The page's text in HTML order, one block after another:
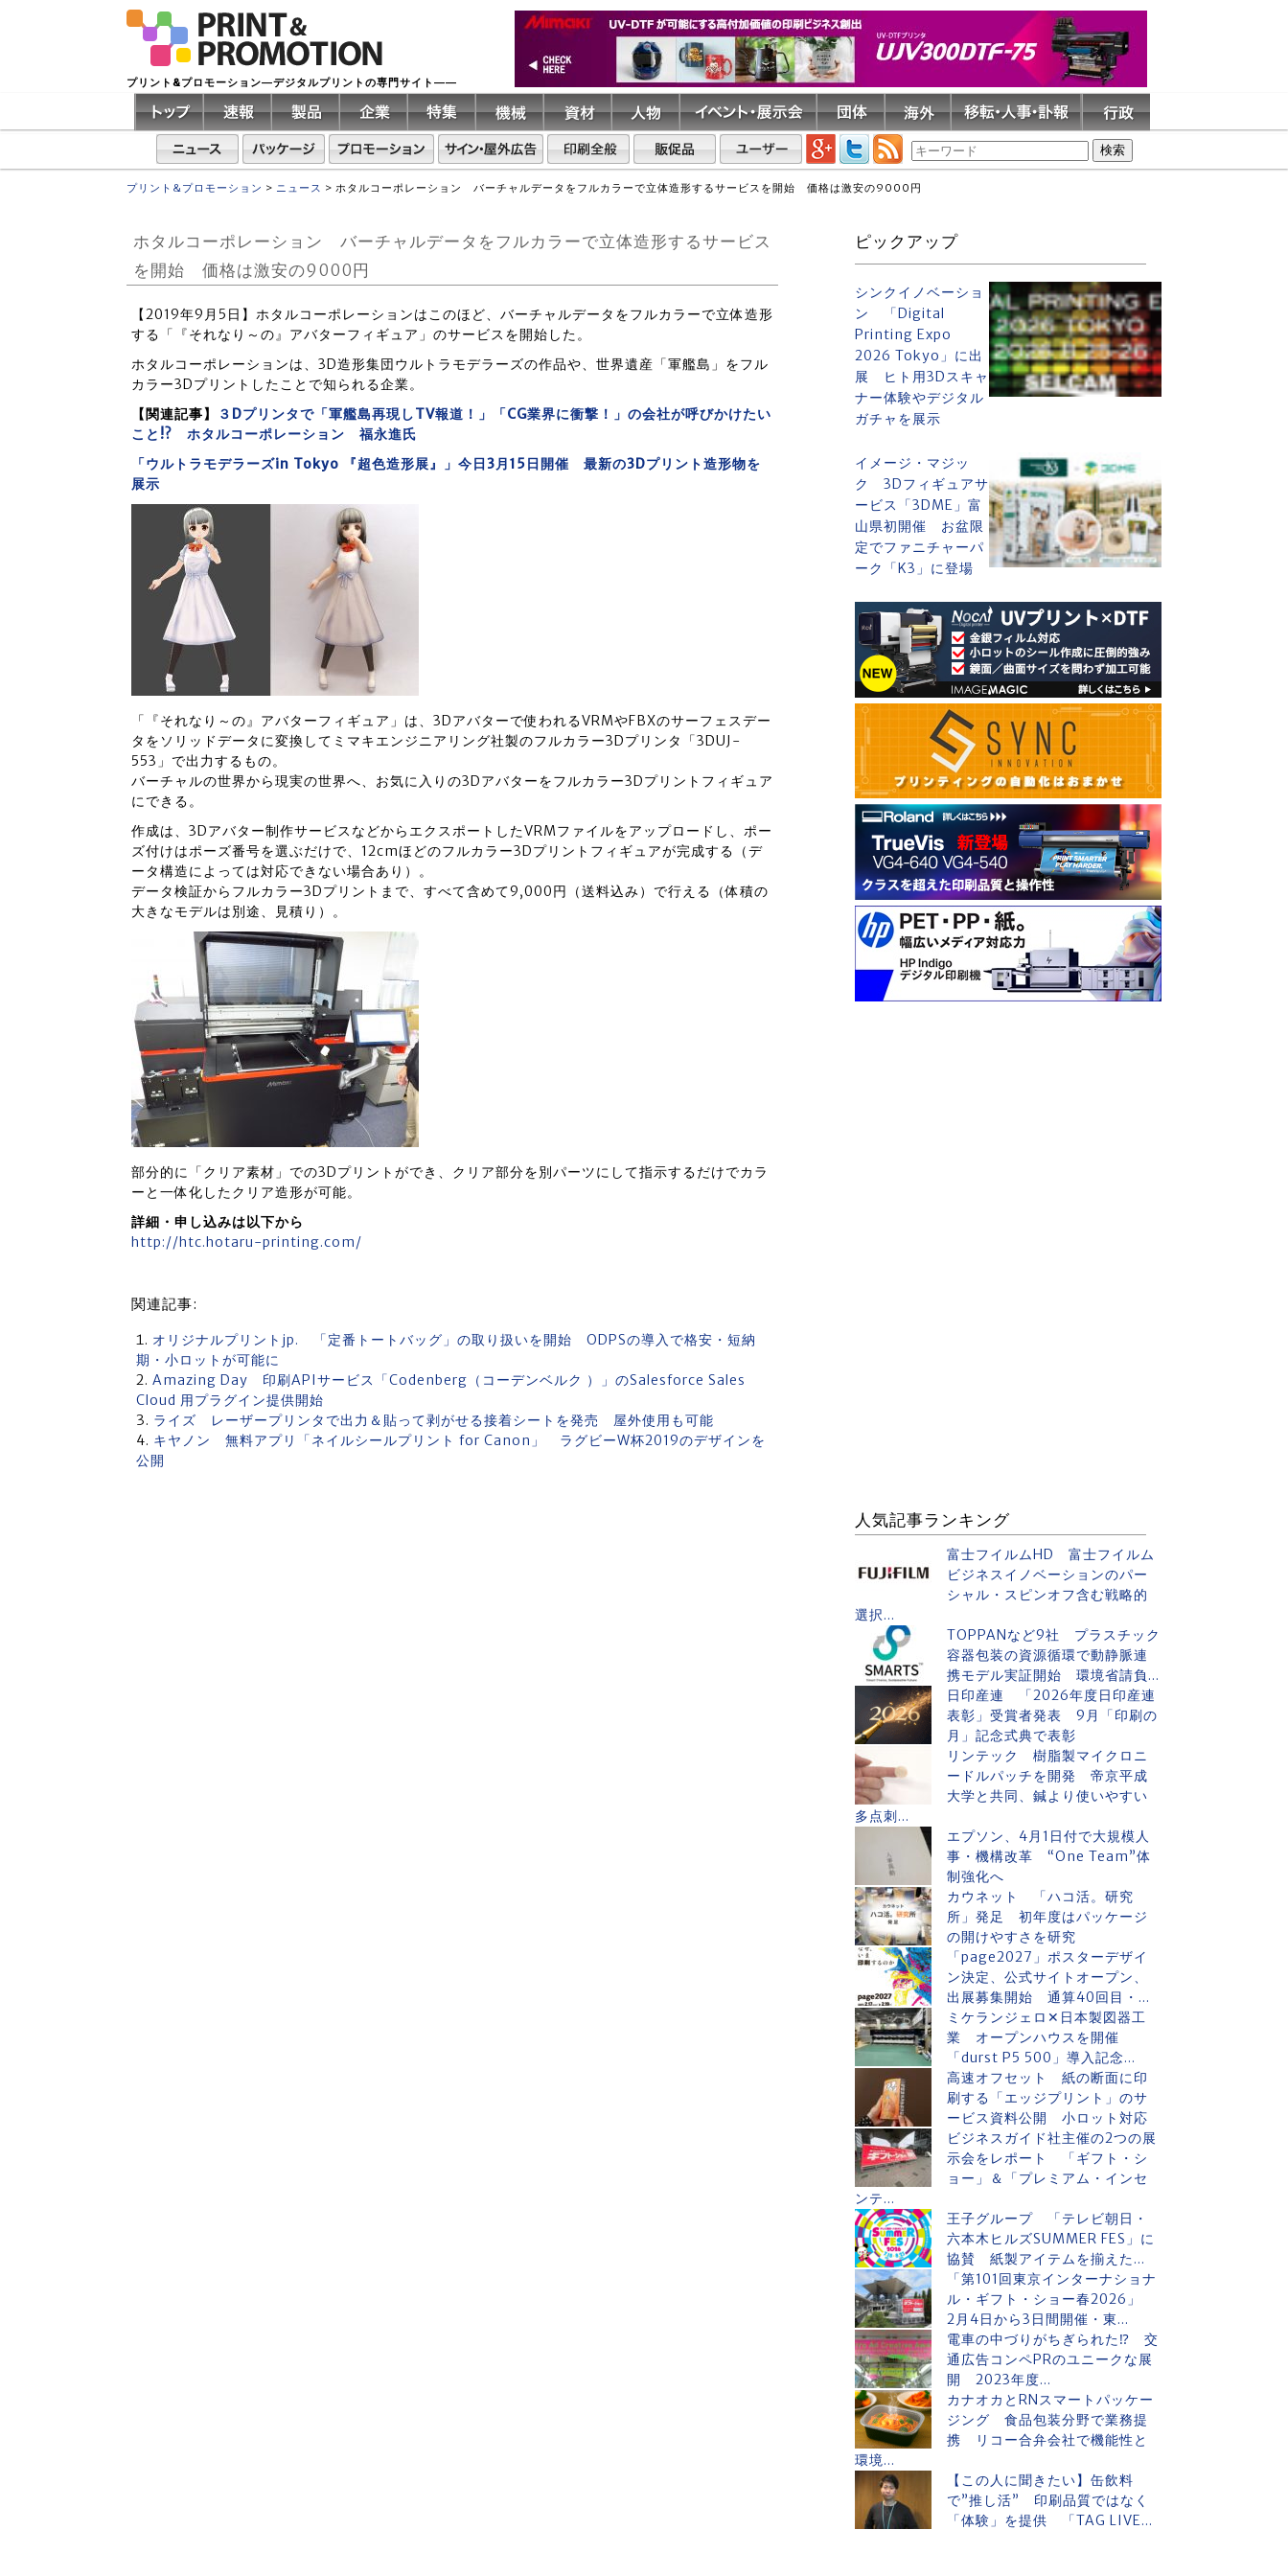
プリント&プロモーション―デジタルプリントの専門サイト――
プリント&プロモーション > ニュース > ホタルコーポレーション バーチャルデータをフルカラーで立体造形するサービスを開始 価格は激安の9000円
ホタルコーポレーション バーチャルデータをフルカラーで立体造形するサービス
を開始 価格は激安の9000円
【2019年9月5日】ホタルコーポレーションはこのほど、バーチャルデータをフルカラーで立体造形
する「『それなり～の』アバターフィギュア」のサービスを開始した。
ホタルコーポレーションは、3D造形集団ウルトラモデラーズの作品や、世界遺産「軍艦島」をフル
カラー3Dプリントしたことで知られる企業。
【関連記事】
３Dプリンタで「軍艦島再現しTV報道！」「CG業界に衝撃！」の会社が呼びかけたい
こと!? ホタルコーポレーション 福永進氏
「ウルトラモデラーズin Tokyo 『超色造形展』」今日3月15日開催 最新の3Dプリント造形物を
展示
「『それなり～の』アバターフィギュア」は、3Dアバターで使われるVRMやFBXのサーフェスデー
タをソリッドデータに変換してミマキエンジニアリング社製のフルカラー3Dプリンタ「3DUJ-
553」で出力するもの。
バーチャルの世界から現実の世界へ、お気に入りの3Dアバターをフルカラー3Dプリントフィギュア
にできる。
作成は、3Dアバター制作サービスなどからエクスポートしたVRMファイルをアップロードし、ポー
ズ付けはポーズ番号を選ぶだけで、12cmほどのフルカラー3Dプリントフィギュアが完成する（デ
ータ構造によっては対応できない場合あり）。
データ検証からフルカラー3Dプリントまで、すべて含めて9,000円（送料込み）で行える（体積の
大きなモデルは別途、見積り）。
部分的に「クリア素材」での3Dプリントができ、クリア部分を別パーツにして指示するだけでカラ
ーと一体化したクリア造形が可能。
詳細・申し込みは以下から
http://htc.hotaru-printing.com/
関連記事:
オリジナルプリントjp. 「定番トートバッグ」の取り扱いを開始 ODPSの導入で格安・短納
期・小ロットが可能に
Amazing Day 印刷APIサービス「Codenberg（コーデンベルク ）」のSalesforce Sales
Cloud 用プラグイン提供開始
ライズ レーザープリンタで出力＆貼って剥がせる接着シートを発売 屋外使用も可能
キヤノン 無料アプリ「ネイルシールプリント for Canon」 ラグビーW杯2019のデザインを
公開
ピックアップ
シンクイノベーショ
ン 「Digital
Printing Expo
2026 Tokyo」に出
展 ヒト用3Dスキャ
ナー体験やデジタル
ガチャを展示
イメージ・マジッ
ク 3Dフィギュアサ
ービス「3DME」富
山県初開催 お盆限
定でファニチャーパ
ーク「K3」に登場
人気記事ランキング
富士フイルムHD 富士フイルム
ビジネスイノベーションのパー
シャル・スピンオフ含む戦略的
選択...
TOPPANなど9社 プラスチック
容器包装の資源循環で動静脈連
携モデル実証開始 環境省請負...
日印産連 「2026年度日印産連
表彰」受賞者発表 9月「印刷の
月」記念式典で表彰
リンテック 樹脂製マイクロニ
ードルパッチを開発 帝京平成
大学と共同、鍼より使いやすい
多点刺...
エプソン、4月1日付で大規模人
事・機構改革 “One Team”体
制強化へ
カウネット 「ハコ活。研究
所」発足 初年度はパッケージ
の開けやすさを研究
「page2027」ポスターデザイ
ン決定、公式サイトオープン、
出展募集開始 通算40回目・...
ミケランジェロ✕日本製図器工
業 オープンハウスを開催
「durst P5 500」導入記念...
高速オフセット 紙の断面に印
刷する「エッジプリント」のサ
ービス資料公開 小ロット対応
ビジネスガイド社主催の2つの展
示会をレポート 「ギフト・シ
ョー」＆「プレミアム・インセ
ンテ...
王子グループ 「テレビ朝日・
六本木ヒルズSUMMER FES」に
協賛 紙製アイテムを揃えた...
「第101回東京インターナショナ
ル・ギフト・ショー春2026」
2月4日から3日間開催・東...
電車の中づりがちぎられた⁉ 交
通広告コンペPRのユニークな展
開 2023年度...
カナオカとRNスマートパッケー
ジング 食品包装分野で業務提
携 リコー合弁会社で機能性と
環境...
【この人に聞きたい】缶飲料
で”推し活” 印刷品質ではなく
「体験」を提供 「TAG LIVE...